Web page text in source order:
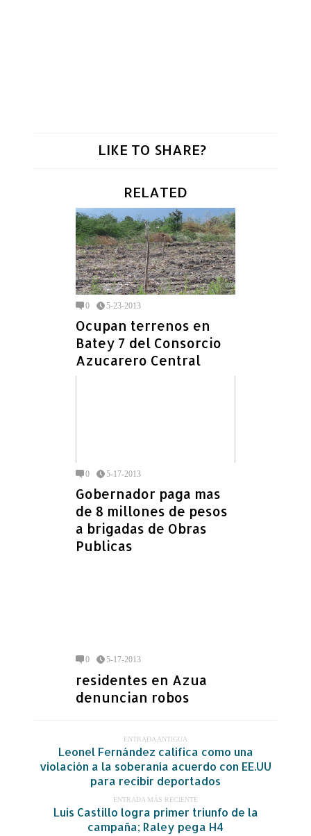
LIKE TO SHARE?
RELATED
0 5-23-2013
Ocupan terrenos en
Batey 7 del Consorcio
Azucarero Central
0 5-17-2013
Gobernador paga mas
de 8 millones de pesos
a brigadas de Obras
Publicas
0 5-17-2013
residentes en Azua
denuncian robos
ENTRADA ANTIGUA
Leonel Fernández califica como una
violación a la soberanía acuerdo con EE.UU
para recibir deportados
ENTRADA MÁS RECIENTE
Luis Castillo logra primer triunfo de la
campaña; Raley pega H4